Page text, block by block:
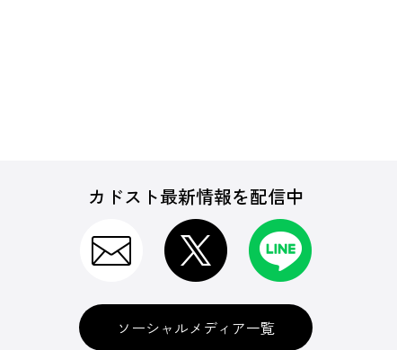
カドスト最新情報を配信中
ソーシャルメディア一覧